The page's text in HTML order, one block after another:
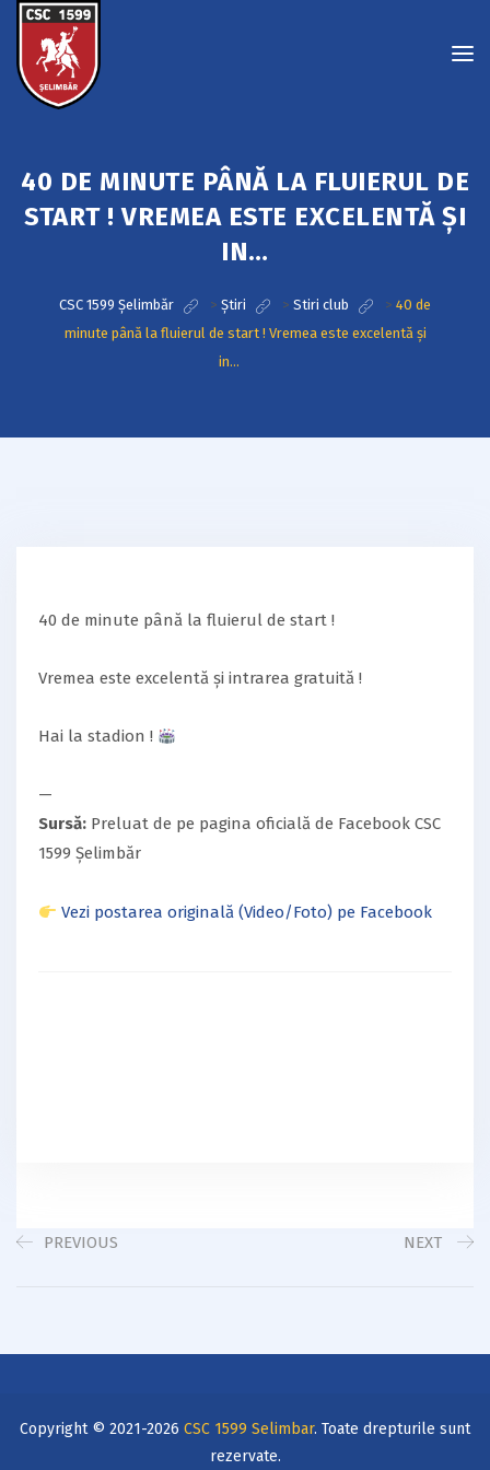
40 DE MINUTE PÂNĂ LA FLUIERUL DE
START ! VREMEA ESTE EXCELENTĂ ȘI
IN…
CSC 1599 Șelimbăr > Știri > Stiri club > 40 de
minute până la fluierul de start ! Vremea este excelentă și
in…
40 de minute până la fluierul de start !
Vremea este excelentă și intrarea gratuită !
Hai la stadion !
—
Sursă: Preluat de pe pagina oficială de Facebook CSC
1599 Șelimbăr
Vezi postarea originală (Video/Foto) pe Facebook
PREVIOUS NEXT
Copyright © 2021-2026 CSC 1599 Selimbar. Toate drepturile sunt
rezervate.